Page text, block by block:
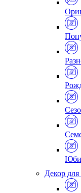
Декор для